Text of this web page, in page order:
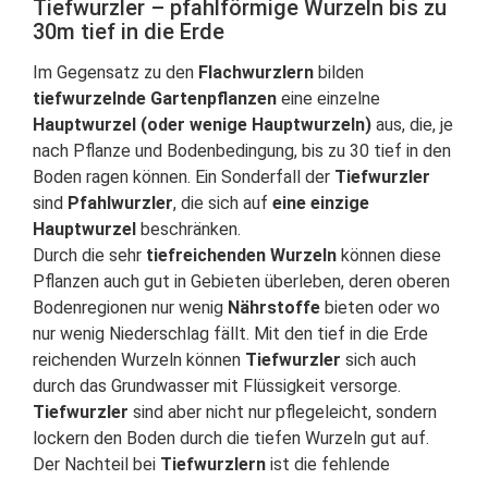
Tiefwurzler – pfahlförmige Wurzeln bis zu
30m tief in die Erde
Im Gegensatz zu den Flachwurzlern bilden
tiefwurzelnde Gartenpflanzen eine einzelne
Hauptwurzel (oder wenige Hauptwurzeln) aus, die, je
nach Pflanze und Bodenbedingung, bis zu 30 tief in den
Boden ragen können. Ein Sonderfall der Tiefwurzler
sind Pfahlwurzler, die sich auf eine einzige
Hauptwurzel beschränken.
Durch die sehr tiefreichenden Wurzeln können diese
Pflanzen auch gut in Gebieten überleben, deren oberen
Bodenregionen nur wenig Nährstoffe bieten oder wo
nur wenig Niederschlag fällt. Mit den tief in die Erde
reichenden Wurzeln können Tiefwurzler sich auch
durch das Grundwasser mit Flüssigkeit versorge.
Tiefwurzler sind aber nicht nur pflegeleicht, sondern
lockern den Boden durch die tiefen Wurzeln gut auf.
Der Nachteil bei Tiefwurzlern ist die fehlende